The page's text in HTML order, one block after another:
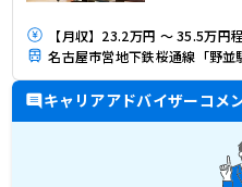
【月収】23.2万円 ～ 35.5万円
名古屋市営地下鉄桜通線「野並
キャリアアドバイザーコメ